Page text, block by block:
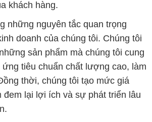
khách hàng.
những nguyên tắc quan trọng
doanh của chúng tôi. Chúng tôi
sản phẩm mà chúng tôi cung
ứng tiêu chuẩn chất lượng cao, làm
thời, chúng tôi tạo mức giá
đem lại lợi ích và sự phát triển lâu